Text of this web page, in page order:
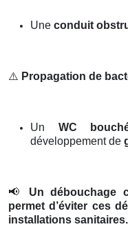
Une conduit
⚠️ Propagation de
Un WC
développement de
📢
Un débouchage
permet d’éviter ces
installations sanitaires.